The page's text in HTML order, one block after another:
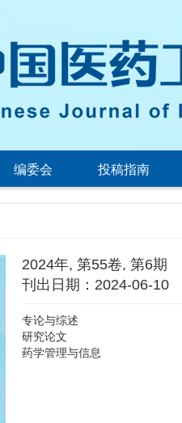
编委会 投稿指南
2024年, 第55卷, 第6期
刊出日期：2024-06-10
专论与综述
研究论文
药学管理与信息